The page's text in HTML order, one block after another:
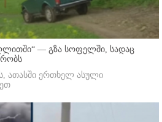
— გზა სოფელში, სადაც
ათასში ერთხელ ასული